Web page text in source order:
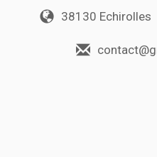
38130 Echirolles